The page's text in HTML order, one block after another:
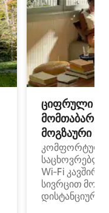
ციფრული
მოგზაური
კომფორტული
Wi‑Fi
სივრცით
დისტანციური